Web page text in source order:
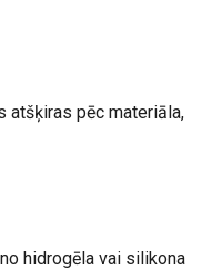
atšķiras pēc materiāla,
hidrogēla vai silikona